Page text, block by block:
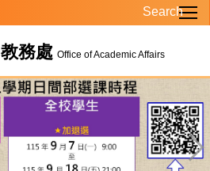
教務處 Office of Academic Affairs
Search